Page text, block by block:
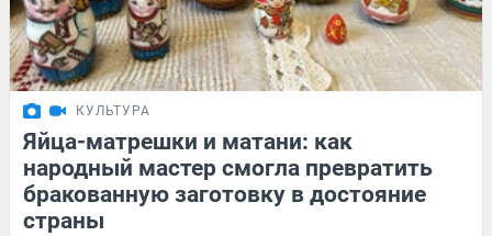
КУЛЬТУРА
Яйца-матрешки и матани: как
народный мастер смогла превратить
бракованную заготовку в достояние
страны